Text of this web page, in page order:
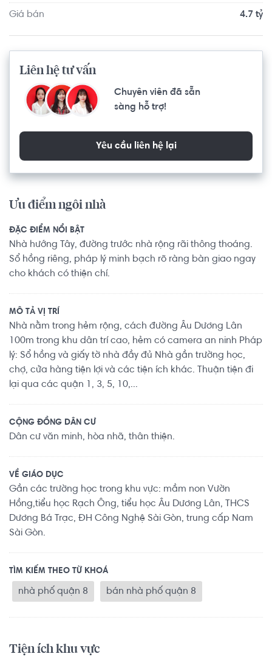
Giá bán 4.7 tỷ
Liên hệ tư vấn
Chuyên viên đã sẵn
sàng hỗ trợ!
Yêu cầu liên hệ lại
Ưu điểm ngôi nhà
ĐẶC ĐIỂM NỔI BẬT
Nhà hướng Tây, đường trước nhà rộng rãi thông thoáng.
Sổ hồng riêng, pháp lý minh bạch rõ ràng bàn giao ngay
cho khách có thiện chí.
MÔ TẢ VỊ TRÍ
Nhà nằm trong hẻm rộng, cách đường Âu Dương Lân
100m trong khu dân trí cao, hẻm có camera an ninh Pháp
lý: Sổ hồng và giấy tờ nhà đầy đủ Nhà gần trường học,
chợ, cửa hàng tiện lợi và các tiện ích khác. Thuận tiện đi
lại qua các quận 1, 3, 5, 10,...
CỘNG ĐỒNG DÂN CƯ
Dân cư văn minh, hòa nhã, thân thiện.
VỀ GIÁO DỤC
Gần các trường học trong khu vực: mầm non Vườn
Hồng,tiểu học Rạch Ông, tiểu học Âu Dương Lân, THCS
Dương Bá Trạc, ĐH Công Nghệ Sài Gòn, trung cấp Nam
Sài Gòn.
TÌM KIẾM THEO TỪ KHOÁ
nhà phố quận 8 bán nhà phố quận 8
Tiện ích khu vực